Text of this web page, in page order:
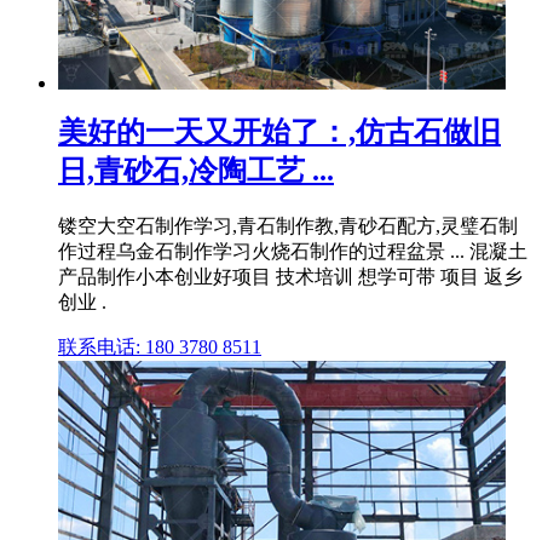
美好的一天又开始了：,仿古石做旧
日,青砂石,冷陶工艺 ...
镂空大空石制作学习,青石制作教,青砂石配方,灵璧石制
作过程乌金石制作学习火烧石制作的过程盆景 ... 混凝土
产品制作小本创业好项目 技术培训 想学可带 项目 返乡
创业 .
联系电话: 180 3780 8511